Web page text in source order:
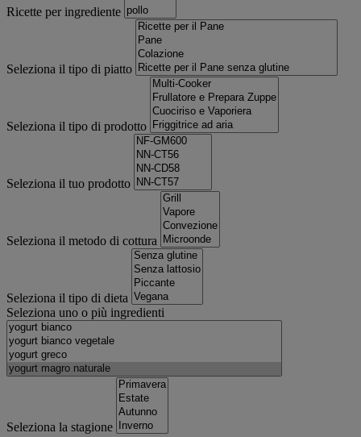
Ricette per ingrediente
Seleziona il tipo di piatto
Seleziona il tipo di prodotto
Seleziona il tuo prodotto
Seleziona il metodo di cottura
Seleziona il tipo di dieta
Seleziona uno o più ingredienti
Seleziona la stagione